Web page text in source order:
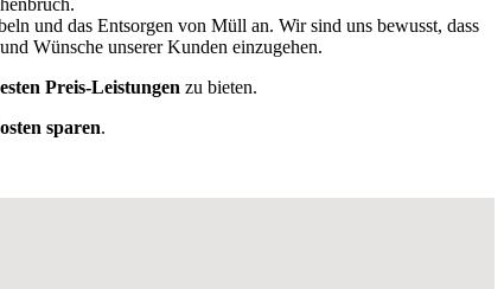
und das Entsorgen von Müll an. Wir sind uns bewusst, dass
Wünsche unserer Kunden einzugehen.
Preis-Leistungen zu bieten.
sparen.